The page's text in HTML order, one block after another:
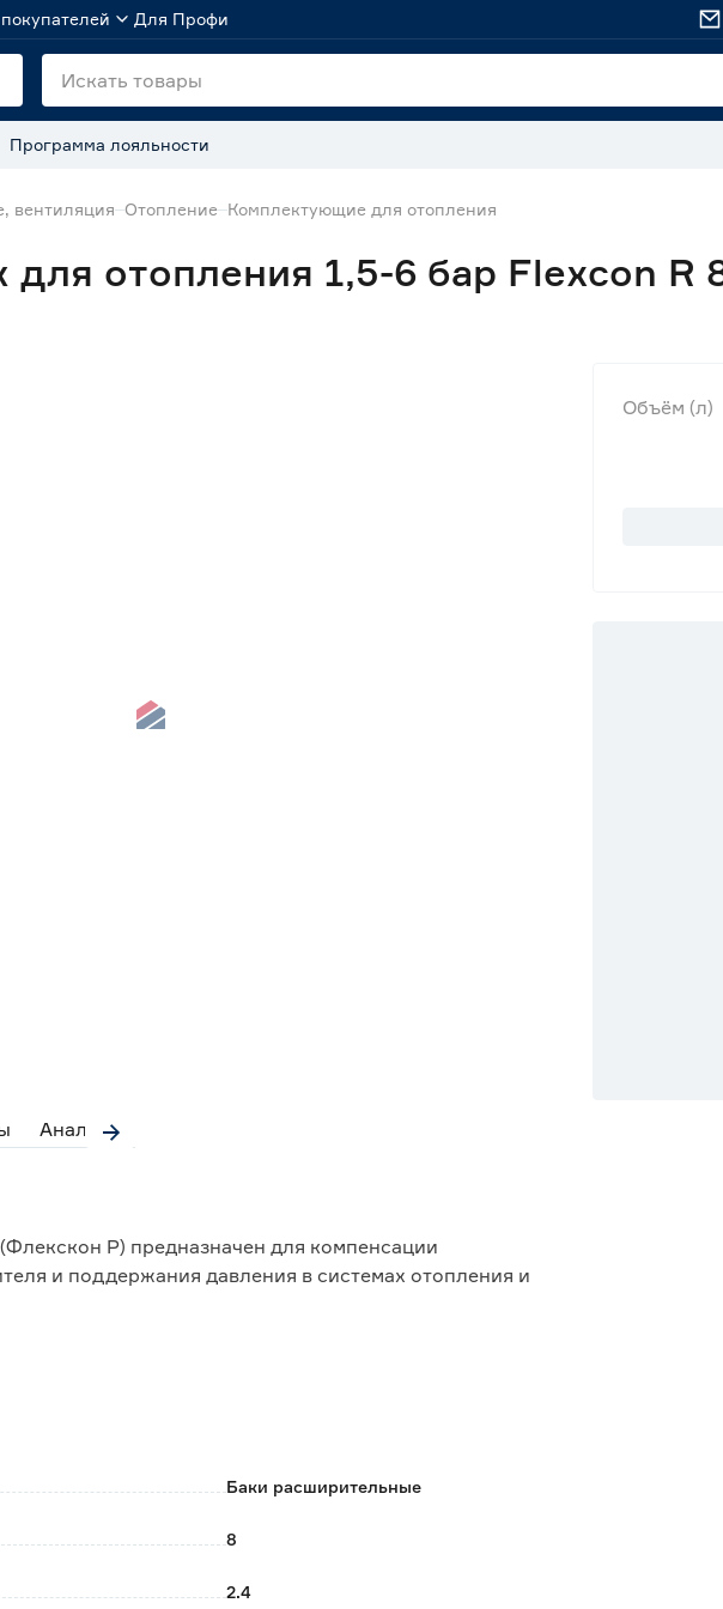
Для Профи
Программа лояльности
вентиляция Отопление Комплектующие для отопления
отопления 1,5-6 бар Flexcon R
Аналоги
Р) предназначен для компенсации
и поддержания давления в системах отопления и
+70 градусов.
Баки расширительные
8
2.4
Объём (л)